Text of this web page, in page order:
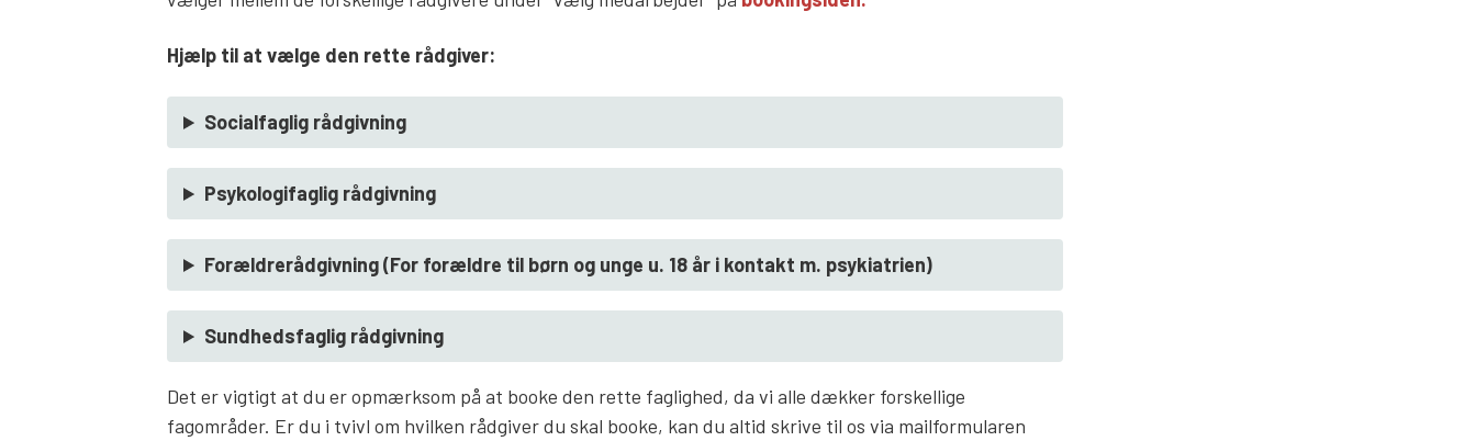
Hjælp til at vælge den rette rådgiver:
Socialfaglig rådgivning
Psykologifaglig rådgivning
Forældrerådgivning (For forældre til børn og unge u. 18 år i kontakt m. psykiatrien)
Sundhedsfaglig rådgivning
Det er vigtigt at du er opmærksom på at booke den rette faglighed, da vi alle dækker forskellige
fagområder. Er du i tvivl om hvilken rådgiver du skal booke, kan du altid skrive til os via mailformularen